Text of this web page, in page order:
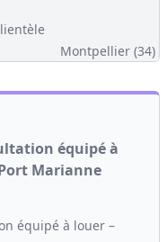
Montpellier (34)
équipé à
Marianne
équipé à louer –